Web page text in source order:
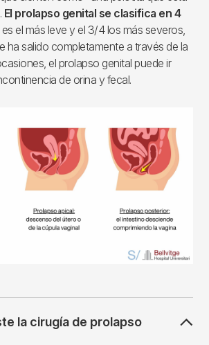
El prolapso genital se clasifica en 4
es el más leve y el 3/4 los más severos,
ha salido completamente a través de la
el prolapso genital puede ir
de orina y fecal.
la cirugía de prolapso